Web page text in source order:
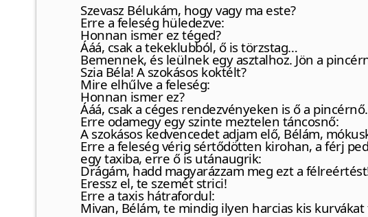
Szevasz Bélukám, hogy vagy ma este?
Erre a feleség hüledezve:
Honnan ismer ez téged?
Ááá, csak a tekeklubból, ő is törzstag…
Bemennek, és leülnek egy asztalhoz. Jön a
Szia Béla! A szokásos koktélt?
Mire elhűlve a feleség:
Honnan ismer ez?
Ááá, csak a céges rendezvényeken is ő a
Erre odamegy egy szinte meztelen táncosnő:
A szokásos kedvencedet adjam elő, Bélám,
Erre a feleség vérig sértődötten kirohan, a férj
egy taxiba, erre ő is utánaugrik:
Drágám, hadd magyarázzam meg ezt a
Eressz el, te szemét strici!
Erre a taxis hátrafordul:
Mivan, Bélám, te mindig ilyen harcias kis kurvákat